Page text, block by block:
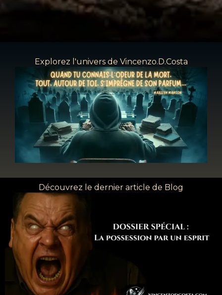
Explorez l'univers de Vincenzo.D.Costa
Découvrez le dernier article de Blog